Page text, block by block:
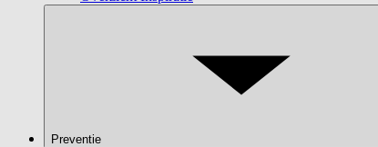
Preventie